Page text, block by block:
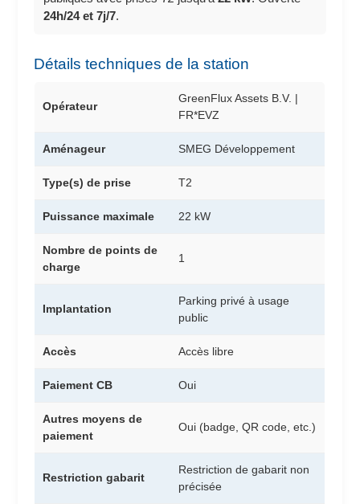
24h/24 et 7j/7.
Détails techniques de la station
Opérateur
GreenFlux Assets B.V. |
FR*EVZ
Aménageur SMEG Développement
Type(s) de prise T2
Puissance maximale 22 kW
Nombre de points de
charge
1
Implantation
Parking privé à usage
public
Accès Accès libre
Paiement CB Oui
Autres moyens de
paiement
Oui (badge, QR code, etc.)
Restriction gabarit
Restriction de gabarit non
précisée